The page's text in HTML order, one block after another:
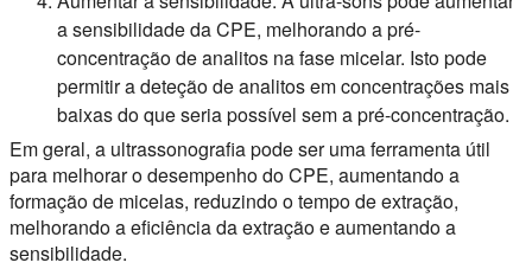
a sensibilidade da CPE, melhorando a pré-
concentração de analitos na fase micelar. Isto pode
permitir a deteção de analitos em concentrações mais
baixas do que seria possível sem a pré-concentração.
Em geral, a ultrassonografia pode ser uma ferramenta útil
para melhorar o desempenho do CPE, aumentando a
formação de micelas, reduzindo o tempo de extração,
melhorando a eficiência da extração e aumentando a
sensibilidade.